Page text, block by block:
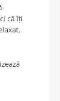
că îţi